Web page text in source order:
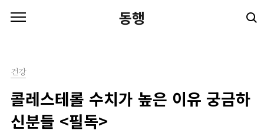
동행
건강
콜레스테롤 수치가 높은 이유 궁금하
신분들 <필독>